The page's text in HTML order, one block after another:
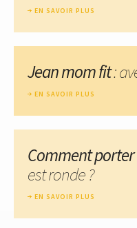
EN SAVOIR PLUS
Jean mom fit:
EN SAVOIR PLUS
Comment
est ronde ?
EN SAVOIR PLUS